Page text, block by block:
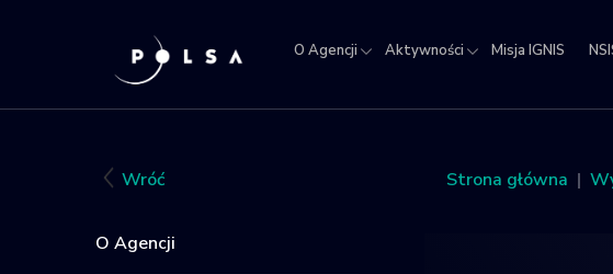
O Agencji Aktywności Misja IGNIS
Kosmicznych
Wróć
O Agencji
Strona główna